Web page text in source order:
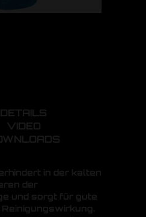
DETAILS
VIDEO
in der kalten
der
und sorgt für gute